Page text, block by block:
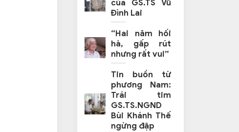
của GS.TS Vũ
Đình Lai
“Hai năm hối
hả, gấp rút
nhưng rất vui”
Tin buồn từ
phương Nam:
Trái tim
GS.TS.NGND
Bùi Khánh Thế
ngừng đập